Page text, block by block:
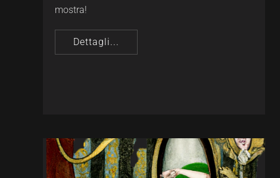
mostra!
Dettagli...